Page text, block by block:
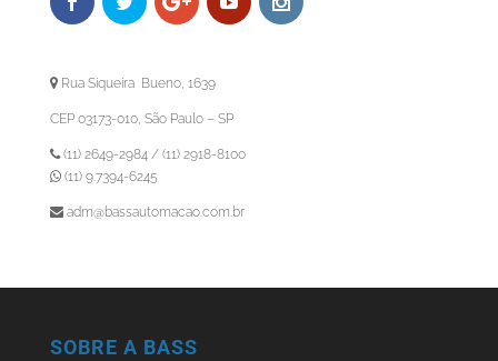
Rua Siqueira Bueno, 1639
CEP 03173-010, São Paulo – SP
(11) 2649-2984 / (11) 2918-8100
(11) 9.7394-6245
adm@bassautomacao.com.br
SOBRE A BASS